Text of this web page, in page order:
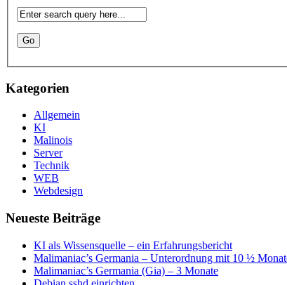
Kategorien
Allgemein
KI
Malinois
Server
Technik
WEB
Webdesign
Neueste Beiträge
KI als Wissensquelle – ein Erfahrungsbericht
Malimaniac’s Germania – Unterordnung mit 10 ½
Malimaniac’s Germania (Gia) – 3 Monate